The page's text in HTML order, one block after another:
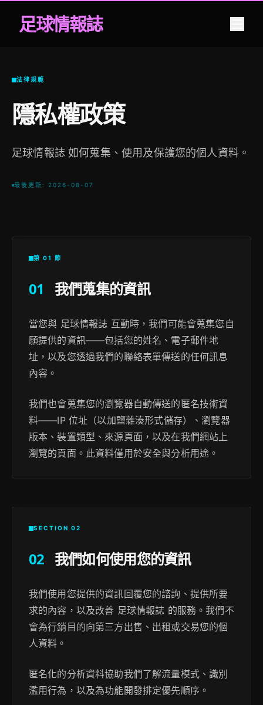
足球情報誌
法律規範
隱私權政策
足球情報誌 如何蒐集、使用及保護您的個人資料。
最後更新: 2026-08-07
第 01 節
01 我們蒐集的資訊
當您與 足球情報誌 互動時，我們可能會蒐集您自
願提供的資訊——包括您的姓名、電子郵件地
址，以及您透過我們的聯絡表單傳送的任何訊息
內容。
我們也會蒐集您的瀏覽器自動傳送的匿名技術資
料——IP 位址（以加鹽雜湊形式儲存）、瀏覽器
版本、裝置類型、來源頁面，以及在我們網站上
瀏覽的頁面。此資料僅用於安全與分析用途。
SECTION 02
02 我們如何使用您的資訊
我們使用您提供的資訊回覆您的諮詢、提供所要
求的內容，以及改善 足球情報誌 的服務。我們不
會為行銷目的向第三方出售、出租或交易您的個
人資料。
匿名化的分析資料協助我們了解流量模式、識別
濫用行為，以及為功能開發排定優先順序。